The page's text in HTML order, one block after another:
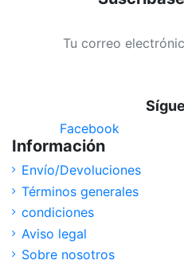
Facebook
Información
Envío/Devoluciones
Términos generales
condiciones
Aviso legal
Sobre nosotros